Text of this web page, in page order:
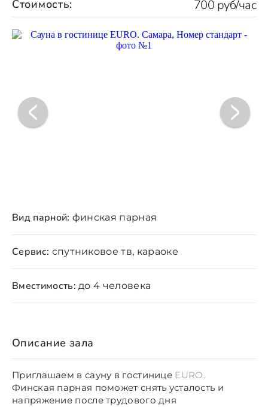
Стоимость: 700 руб/час
Вид парной: финская парная
Сервис: спутниковое тв, караоке
Вместимость: до 4 человека
Описание зала
Приглашаем в сауну в гостинице EURO.
Финская парная поможет снять усталость и
напряжение после трудового дня